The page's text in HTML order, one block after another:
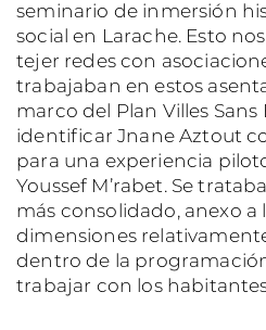
seminario de inmersión
social en Larache. Esto
tejer redes con
trabajaban en estos
marco del Plan Villes Sans
identificar Jnane Aztout
para una experiencia
Youssef M’rabet. Se
más consolidado, anexo a
dimensiones
dentro de la
trabajar con los